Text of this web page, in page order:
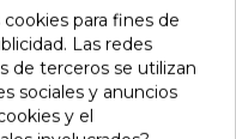
para cualquier
para fines de
Las redes
de terceros se utilizan
sociales y anuncios
y el